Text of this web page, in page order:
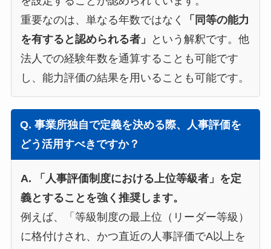
重要なのは、単なる年数ではなく
「同等の能力
を有すると認められる者」
という解釈です。他
法人での経験年数を通算することも可能です
し、能力評価の結果を用いることも可能です。
Q. 事業所独自で定義を決める際、人事評価を
どう活用すべきですか？
A. 「人事評価制度における上位等級者」を定
義とすることを強く推奨します。
例えば、「等級制度の最上位（リーダー等級）
に格付けされ、かつ直近の人事評価でA以上を